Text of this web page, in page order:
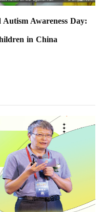
Awareness Day:
in China